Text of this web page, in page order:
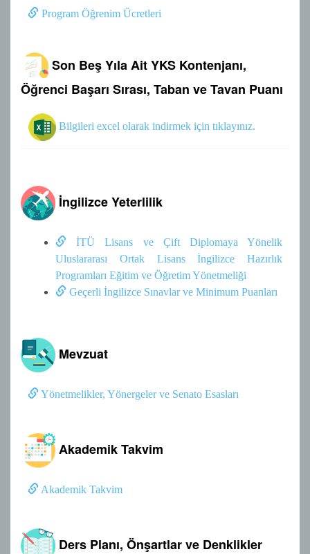
Program Öğrenim Ücretleri
Son Beş Yıla Ait YKS Kontenjanı,
Öğrenci Başarı Sırası, Taban ve Tavan Puanı
Bilgileri excel olarak indirmek için tıklayınız.
İngilizce Yeterlilik
İTÜ Lisans ve Çift Diplomaya Yönelik
Uluslararası Ortak Lisans İngilizce Hazırlık
Programları Eğitim ve Öğretim Yönetmeliği
Geçerli İngilizce Sınavlar ve Minimum Puanları
Mevzuat
Yönetmelikler, Yönergeler ve Senato Esasları
Akademik Takvim
Akademik Takvim
Ders Planı, Önşartlar ve Denklikler